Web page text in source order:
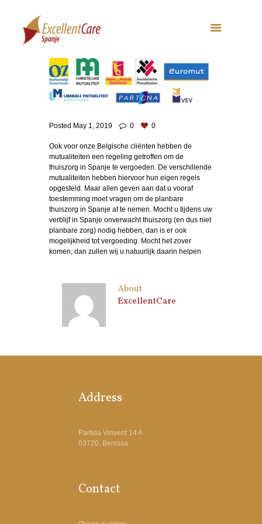
Posted May 1, 2019 0 0
Ook voor onze Belgische cliënten hebben de
mutualiteiten een regeling getroffen om de
thuiszorg in Spanje te vergoeden. De verschillende
mutualiteiten hebben hiervoor hun eigen regels
opgesteld. Maar allen geven aan dat u vooraf
toestemming moet vragen om de planbare
thuiszorg in Spanje af te nemen. Mocht u tijdens uw
verblijf in Spanje onverwacht thuiszorg (en dus niet
planbare zorg) nodig hebben, dan is er ook
mogelijkheid tot vergoeding. Mocht het zover
komen, dan zullen wij u natuurlijk daarin helpen
About
ExcellentCare
Address
Partida Vinyent 14 A
03720, Benissa
Contact